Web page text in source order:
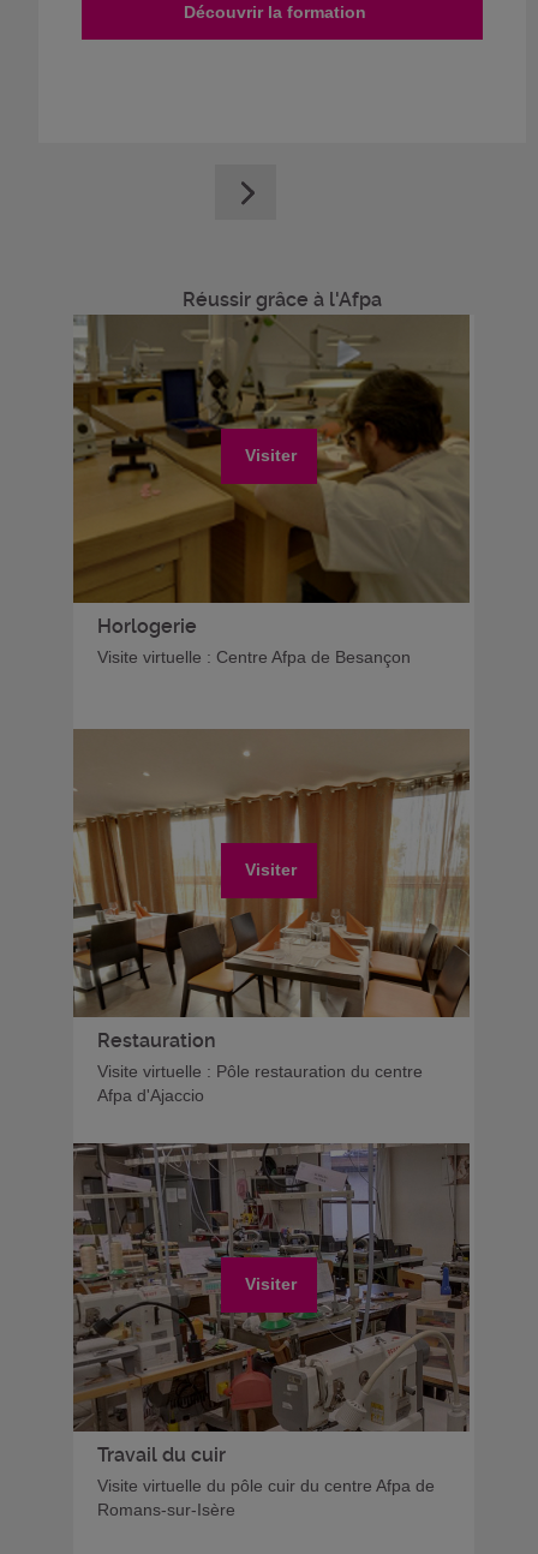
Découvrir la formation
Réussir grâce à l'Afpa
Visiter
Horlogerie
Visite virtuelle : Centre Afpa de Besançon
Visiter
Restauration
Visite virtuelle : Pôle restauration du centre
Afpa d'Ajaccio
Visiter
Travail du cuir
Visite virtuelle du pôle cuir du centre Afpa de
Romans-sur-Isère